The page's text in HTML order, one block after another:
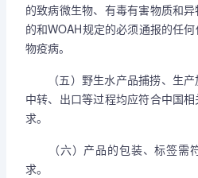
的致病微生物、有毒有害物质和
的和WOAH规定的必须通报的任
物疫病。
（五）野生水产品捕捞、生产
中转、出口等过程均应符合中国
求。
（六）产品的包装、标签需
求。